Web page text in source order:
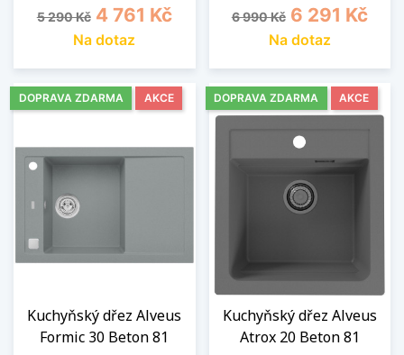
Běžná cena
5 290 Kč Cena
4 761 Kč
Na dotaz
Běžná cena
6 990 Kč Cena
6 291 Kč
Na dotaz
Kuchyňský dřez Alveus
Formic 30 Beton 81
DOPRAVA ZDARMA AKCE
Kuchyňský dřez Alveus
Atrox 20 Beton 81
DOPRAVA ZDARMA AKCE